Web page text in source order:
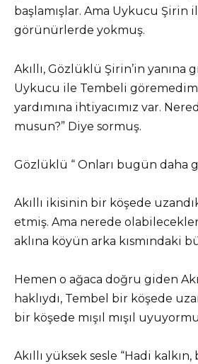
başlamışlar. Ama Uykucu Şirin
görünürlerde yokmuş.
Akıllı, Gözlüklü Şirin’in yanına
Uykucu ile Tembeli
yardımına ihtiyacımız var.
musun?” Diye sormuş.
Gözlüklü “ Onları bugün daha
Akıllı ikisinin bir köşede
etmiş. Ama nerede
aklına köyün arka kısmındaki
Hemen o ağaca doğru giden
haklıydı, Tembel bir köşede
bir köşede mışıl mışıl
Akıllı yüksek sesle “Hadi